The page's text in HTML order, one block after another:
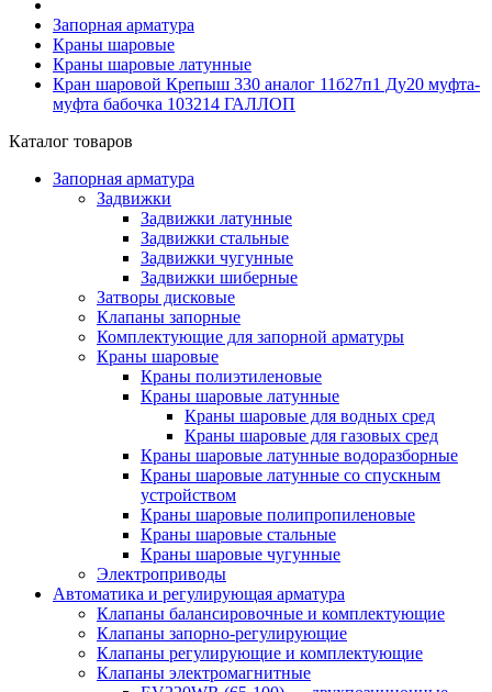
Запорная арматура
Краны шаровые
Краны шаровые латунные
Кран шаровой Крепыш 330 аналог 11б27п1 Ду20 муфта-
муфта бабочка 103214 ГАЛЛОП
Каталог товаров
Запорная арматура
Задвижки
Задвижки латунные
Задвижки стальные
Задвижки чугунные
Задвижки шиберные
Затворы дисковые
Клапаны запорные
Комплектующие для запорной арматуры
Краны шаровые
Краны полиэтиленовые
Краны шаровые латунные
Краны шаровые для водных сред
Краны шаровые для газовых сред
Краны шаровые латунные водоразборные
Краны шаровые латунные со спускным
устройством
Краны шаровые полипропиленовые
Краны шаровые стальные
Краны шаровые чугунные
Электроприводы
Автоматика и регулирующая арматура
Клапаны балансировочные и комплектующие
Клапаны запорно-регулирующие
Клапаны регулирующие и комплектующие
Клапаны электромагнитные